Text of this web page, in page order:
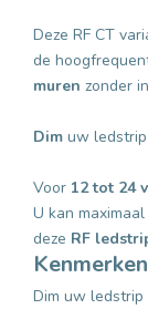
Deze RF CT
de
muren zonder
Dim uw ledstrip
Voor 12 tot 24
U kan
deze RF
Dim uw